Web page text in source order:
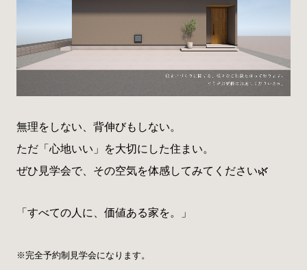
無理をしない、背伸びもしない。
ただ「心地いい」を大切にした住まい。
ぜひ見学会で、その空気を体感してみてください🌿
「すべての人に、価値ある家を。」
※完全予約制見学会になります。